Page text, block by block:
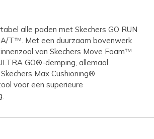
alle paden met Skechers GO RUN
A/T™. Met een duurzaam bovenwerk
van Skechers Move Foam™
GO®-demping, allemaal
Max Cushioning®
voor een superieure